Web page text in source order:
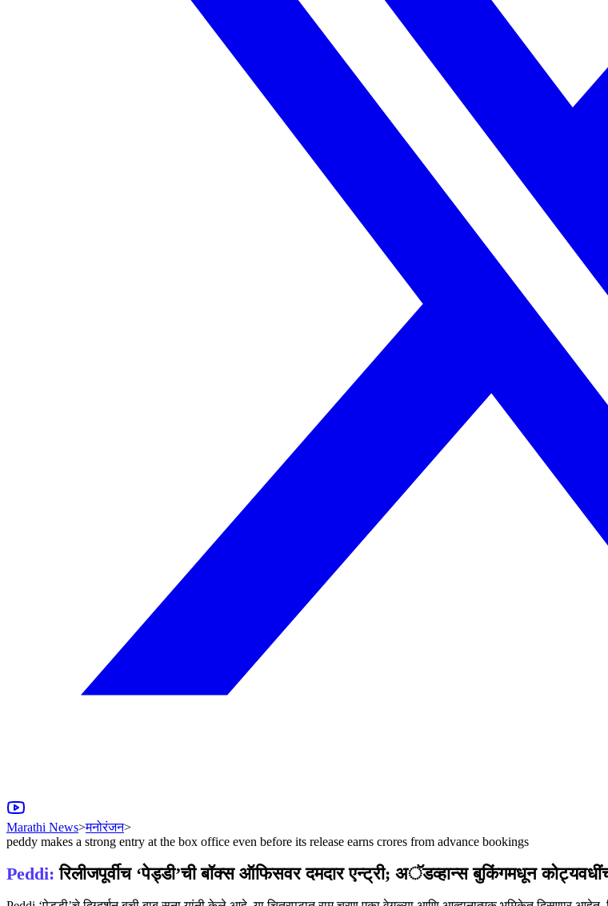
Marathi News>मनोरंजन>
peddy makes a strong entry at the box office even before its release earns crores from advance bookings
Peddi: रिलीजपूर्वीच ‘पेड्डी’ची बॉक्स ऑफिसवर दमदार एन्ट्री; अॅडव्हान्स बुकिंगमधून